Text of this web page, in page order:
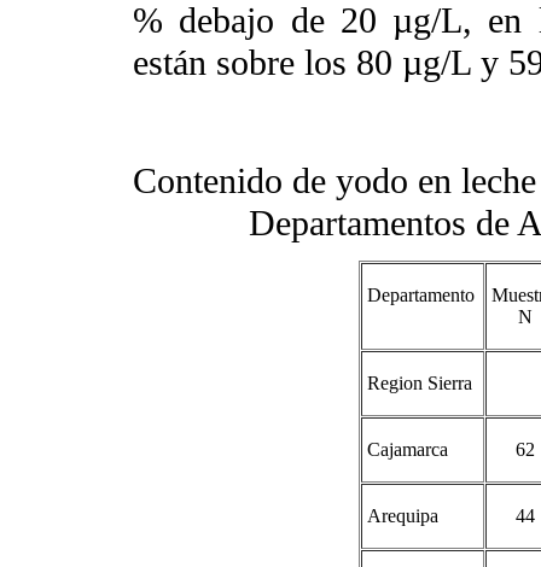
% debajo de 20 µg/L, en
están sobre los 80 µg/L y
Contenido de yodo en
Departamentos de
Departamento
N
Region Sierra
Cajamarca 62
Arequipa 44